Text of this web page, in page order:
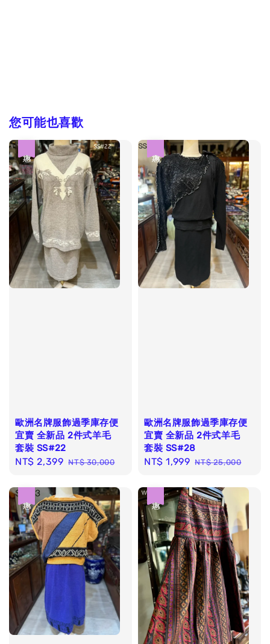
您可能也喜歡
歐洲名牌服飾過季庫存便
宜賣 全新品 2件式羊毛
套裝 SS#22
Sale
NT$ 2,399 Regular
NT$ 30,000
歐洲名牌服飾過季庫存便
宜賣 全新品 2件式羊毛
套裝 SS#28
Sale
NT$ 1,999 Regular
NT$ 25,000